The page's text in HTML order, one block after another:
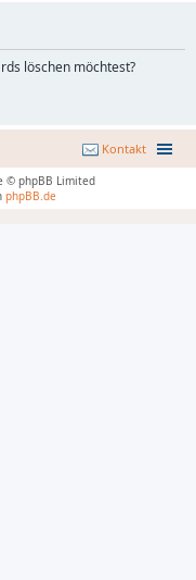
löschen möchtest?
Kontakt
© phpBB Limited
phpBB.de